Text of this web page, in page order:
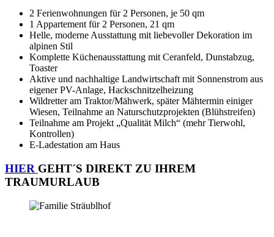
2 Ferienwohnungen für 2 Personen, je 50 qm
1 Appartement für 2 Personen, 21 qm
Helle, moderne Ausstattung mit liebevoller Dekoration im
alpinen Stil
Komplette Küchenausstattung mit Ceranfeld, Dunstabzug,
Toaster
Aktive und nachhaltige Landwirtschaft mit Sonnenstrom aus
eigener PV-Anlage, Hackschnitzelheizung
Wildretter am Traktor/Mähwerk, später Mähtermin einiger
Wiesen, Teilnahme an Naturschutzprojekten (Blühstreifen)
Teilnahme am Projekt „Qualität Milch“ (mehr Tierwohl,
Kontrollen)
E-Ladestation am Haus
HIER GEHT´S DIREKT ZU IHREM
TRAUMURLAUB